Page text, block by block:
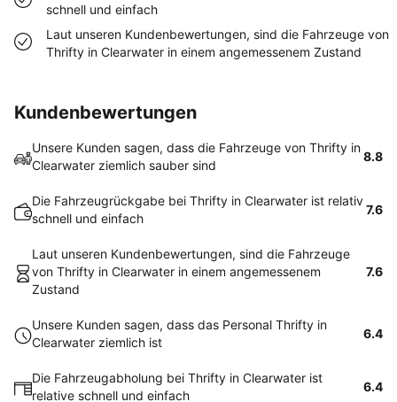
schnell und einfach
Laut unseren Kundenbewertungen, sind die Fahrzeuge von
Thrifty in Clearwater in einem angemessenem Zustand
Kundenbewertungen
Unsere Kunden sagen, dass die Fahrzeuge von Thrifty in
Clearwater ziemlich sauber sind
8.8
Die Fahrzeugrückgabe bei Thrifty in Clearwater ist relativ
schnell und einfach
7.6
Laut unseren Kundenbewertungen, sind die Fahrzeuge
von Thrifty in Clearwater in einem angemessenem
Zustand
7.6
Unsere Kunden sagen, dass das Personal Thrifty in
Clearwater ziemlich ist
6.4
Die Fahrzeugabholung bei Thrifty in Clearwater ist
relative schnell und einfach
6.4